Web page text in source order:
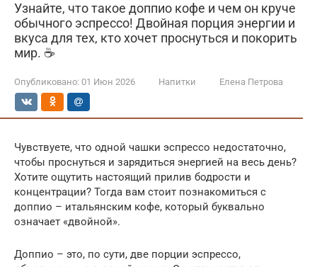
Узнайте, что такое доппио кофе и чем он круче
обычного эспрессо! Двойная порция энергии и
вкуса для тех, кто хочет проснуться и покорить
мир. ☕
Опубликовано: 01 Июн 2026 Напитки Елена Петрова
Чувствуете, что одной чашки эспрессо недостаточно,
чтобы проснуться и зарядиться энергией на весь день?
Хотите ощутить настоящий прилив бодрости и
концентрации? Тогда вам стоит познакомиться с
доппио – итальянским кофе, который буквально
означает «двойной».
Доппио – это, по сути, две порции эспрессо,